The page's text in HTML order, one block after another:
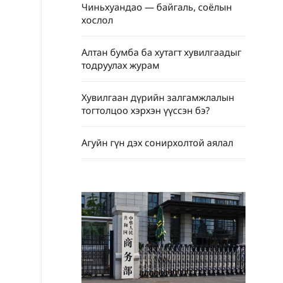
Чиньхуандао — байгаль, соёлын
хослол
Алтан бумба ба хутагт хувилгаадыг
тодруулах журам
Хувилгаан дүрийн залгамжлалын
тогтолцоо хэрхэн үүссэн бэ?
Агуйн гүн дэх сонирхолтой аялал